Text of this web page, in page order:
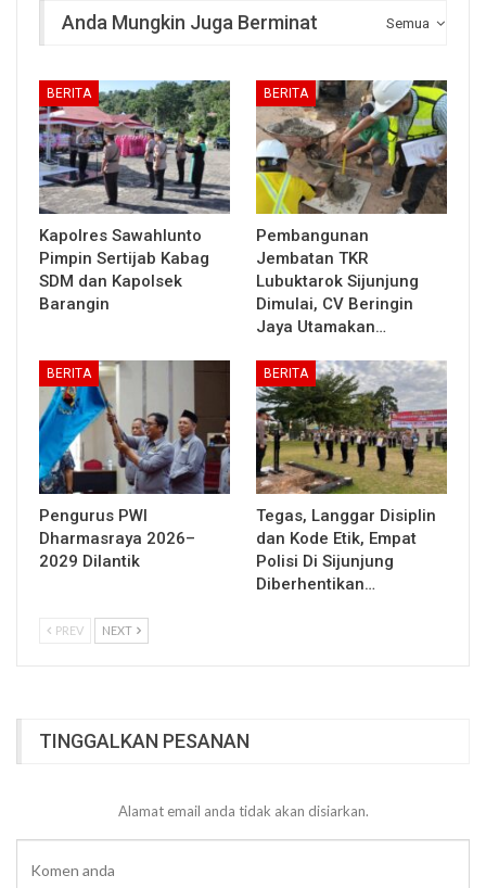
Semua
Anda Mungkin Juga Berminat
BERITA
Kapolres Sawahlunto
Pimpin Sertijab Kabag
SDM dan Kapolsek
Barangin
BERITA
Pembangunan
Jembatan TKR
Lubuktarok Sijunjung
Dimulai, CV Beringin
Jaya Utamakan…
BERITA
Pengurus PWI
Dharmasraya 2026–
2029 Dilantik
BERITA
Tegas, Langgar Disiplin
dan Kode Etik, Empat
Polisi Di Sijunjung
Diberhentikan…
PREV NEXT
TINGGALKAN PESANAN
Alamat email anda tidak akan disiarkan.